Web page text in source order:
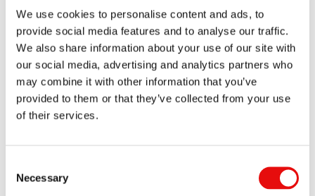
We use cookies to personalise content and ads, to
provide social media features and to analyse our traffic.
We also share information about your use of our site with
our social media, advertising and analytics partners who
may combine it with other information that you’ve
provided to them or that they’ve collected from your use
of their services.
Selection
Necessary
pour l'alésage, le rainurage et le filetage dans des alésages